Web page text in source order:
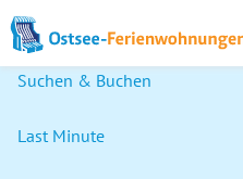
Suchen & Buchen
Last Minute